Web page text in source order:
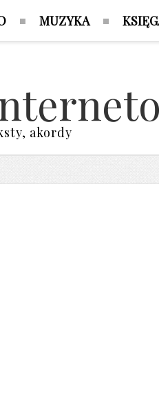
MUZYKA
akordy